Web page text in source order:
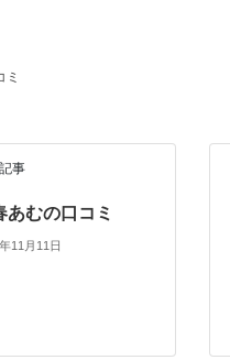
ミ
事
あむの口コミ
11月11日